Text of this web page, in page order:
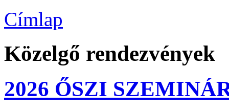
Címlap
Közelgő rendezvények
2026 ŐSZI